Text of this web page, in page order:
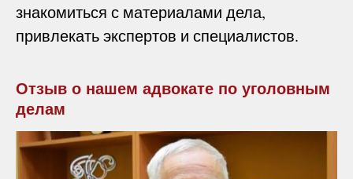
знакомиться с материалами дела,
привлекать экспертов и специалистов.
Отзыв о нашем адвокате по уголовным
делам